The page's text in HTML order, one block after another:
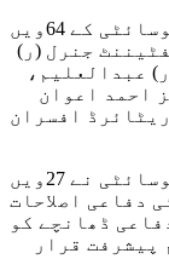
یہ مطالبہ اتوار کے روز ہونے والے سوسائٹی کے 64ویں
جنرل (ر)
عبدالعلیم،
احمد اعوان
افسران
فلاحی امور پر گفتگو کے ساتھ ساتھ، سوسائٹی نے 27ویں
دفاعی اصلاحات
ڈھانچے کو
پیشرفت قرار